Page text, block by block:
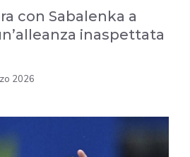
con Sabalenka a
inaspettata
2026